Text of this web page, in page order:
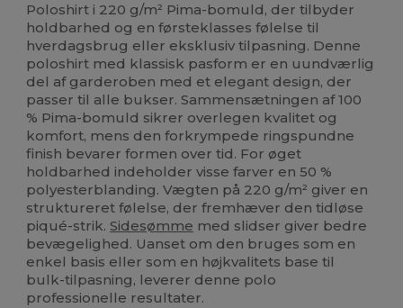
Poloshirt i 220 g/m² Pima-bomuld, der tilbyder
holdbarhed og en førsteklasses følelse til
hverdagsbrug eller eksklusiv tilpasning. Denne
poloshirt med klassisk pasform er en uundværlig
del af garderoben med et elegant design, der
passer til alle bukser. Sammensætningen af 100
% Pima-bomuld sikrer overlegen kvalitet og
komfort, mens den forkrympede ringspundne
finish bevarer formen over tid. For øget
holdbarhed indeholder visse farver en 50 %
polyesterblanding. Vægten på 220 g/m² giver en
struktureret følelse, der fremhæver den tidløse
piqué-strik.Sidesømme med slidser giver bedre
bevægelighed. Uanset om den bruges som en
enkel basis eller som en højkvalitets base til
bulk-tilpasning, leverer denne polo
professionelle resultater.